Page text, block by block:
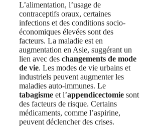
L’alimentation, l’usage de
contraceptifs oraux, certaines
infections et des conditions socio-
économiques élevées sont des
facteurs. La maladie est en
augmentation en Asie, suggérant un
lien avec des changements de mode
de vie. Les modes de vie urbains et
industriels peuvent augmenter les
maladies auto-immunes. Le
tabagisme et l’appendicectomie sont
des facteurs de risque. Certains
médicaments, comme l’aspirine,
peuvent déclencher des crises.